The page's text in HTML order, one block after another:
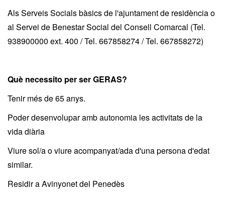
Als Serveis Socials bàsics de l'ajuntament de residència o
al Servei de Benestar Social del Consell Comarcal (Tel.
938900000 ext. 400 / Tel. 667858274 / Tel. 667858272)
Què necessito per ser GERAS?
Tenir més de 65 anys.
Poder desenvolupar amb autonomia les activitats de la
vida diària
Viure sol/a o viure acompanyat/ada d'una persona d'edat
similar.
Residir a Avinyonet del Penedès